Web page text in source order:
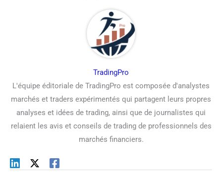
TradingPro
L'équipe éditoriale de TradingPro est composée d'analystes
marchés et traders expérimentés qui partagent leurs propres
analyses et idées de trading, ainsi que de journalistes qui
relaient les avis et conseils de trading de professionnels des
marchés financiers.